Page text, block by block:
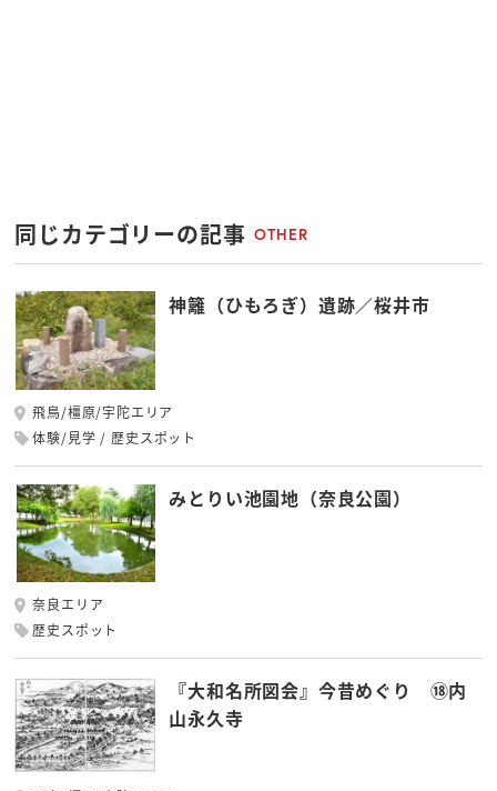
同じカテゴリーの記事 OTHER
神籬（ひもろぎ）遺跡／桜井市
飛鳥/橿原/宇陀エリア
体験/見学
歴史スポット
みとりい池園地（奈良公園）
奈良エリア
歴史スポット
『大和名所図会』今昔めぐり ⑱内
山永久寺